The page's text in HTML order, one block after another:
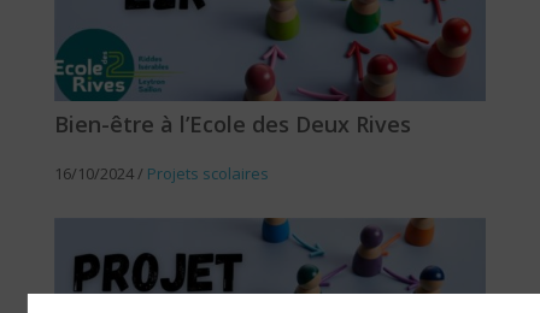
Bien-être à l’Ecole des Deux Rives
16/10/2024/ Projets scolaires